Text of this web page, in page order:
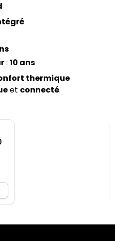
: 10 ans
thermique
et connecté.